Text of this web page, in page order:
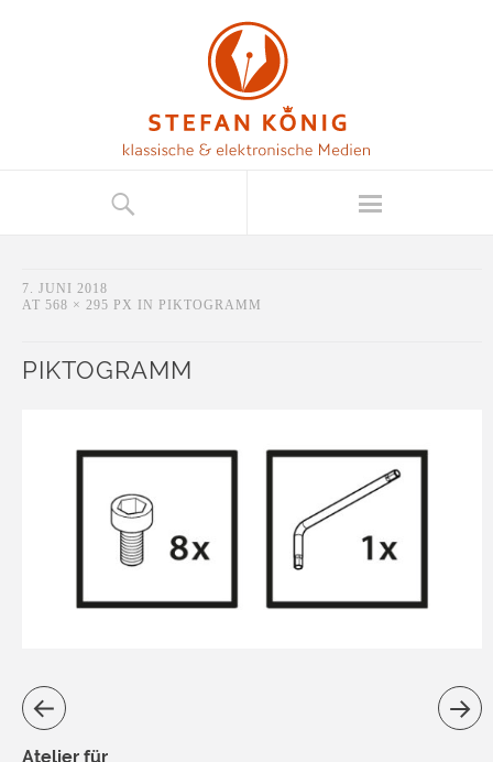
7. JUNI 2018
AT 568 × 295 PX IN PIKTOGRAMM
PIKTOGRAMM
Atelier für